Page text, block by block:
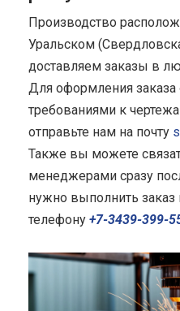
Производство
Уральском
доставляем заказы в
Для оформления заказа
требованиями к
отправьте нам на почту
Также вы можете
менеджерами сразу
нужно выполнить
телефону +7-3439-399-